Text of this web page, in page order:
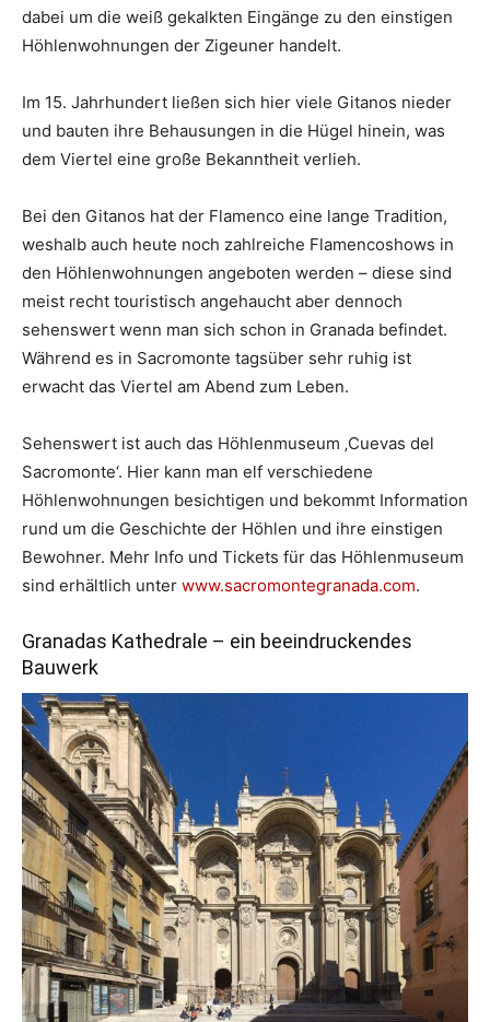
dabei um die weiß gekalkten Eingänge zu den einstigen
Höhlenwohnungen der Zigeuner handelt.
Im 15. Jahrhundert ließen sich hier viele Gitanos nieder
und bauten ihre Behausungen in die Hügel hinein, was
dem Viertel eine große Bekanntheit verlieh.
Bei den Gitanos hat der Flamenco eine lange Tradition,
weshalb auch heute noch zahlreiche Flamencoshows in
den Höhlenwohnungen angeboten werden – diese sind
meist recht touristisch angehaucht aber dennoch
sehenswert wenn man sich schon in Granada befindet.
Während es in Sacromonte tagsüber sehr ruhig ist
erwacht das Viertel am Abend zum Leben.
Sehenswert ist auch das Höhlenmuseum ‚Cuevas del
Sacromonte‘. Hier kann man elf verschiedene
Höhlenwohnungen besichtigen und bekommt Information
rund um die Geschichte der Höhlen und ihre einstigen
Bewohner. Mehr Info und Tickets für das Höhlenmuseum
sind erhältlich unter www.sacromontegranada.com.
Granadas Kathedrale – ein beeindruckendes
Bauwerk